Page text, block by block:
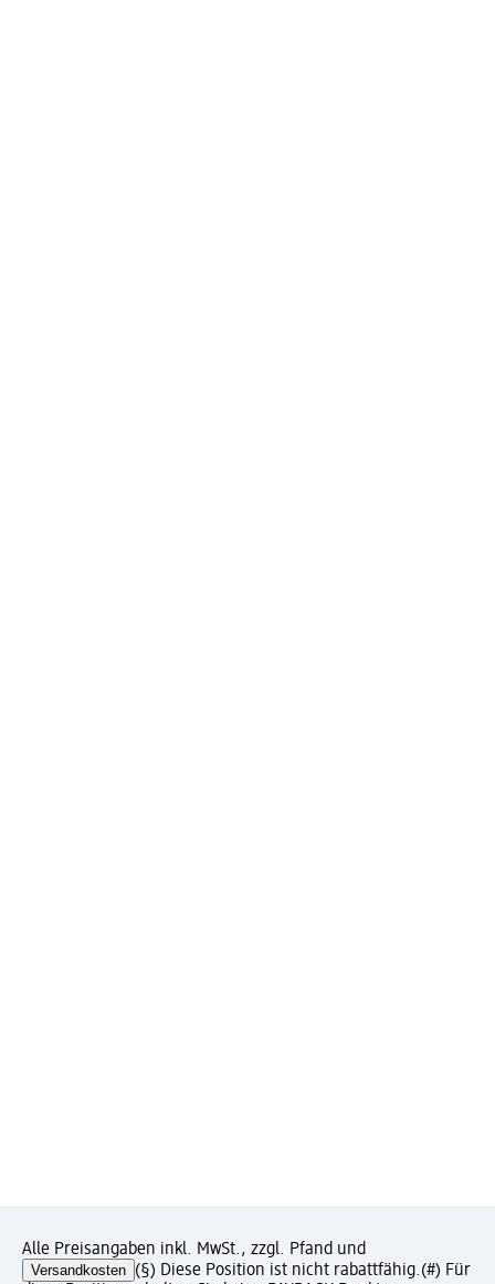
Alle Preisangaben inkl. MwSt., zzgl. Pfand und
Versandkosten (§) Diese Position ist nicht rabattfähig.(#) Für